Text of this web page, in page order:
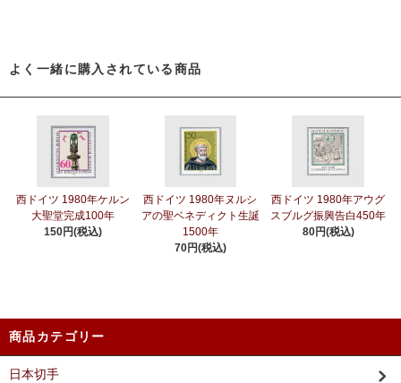
よく一緒に購入されている商品
西ドイツ 1980年ケルン
大聖堂完成100年
150円(税込)
西ドイツ 1980年ヌルシ
アの聖ベネディクト生誕
1500年
70円(税込)
西ドイツ 1980年アウグ
スブルグ振興告白450年
80円(税込)
商品カテゴリー
日本切手